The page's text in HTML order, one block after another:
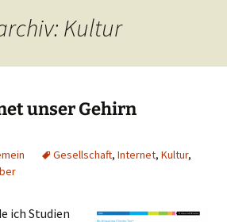
Kultur
unser Gehirn
Gesellschaft, Internet, Kultur,
ich Studien